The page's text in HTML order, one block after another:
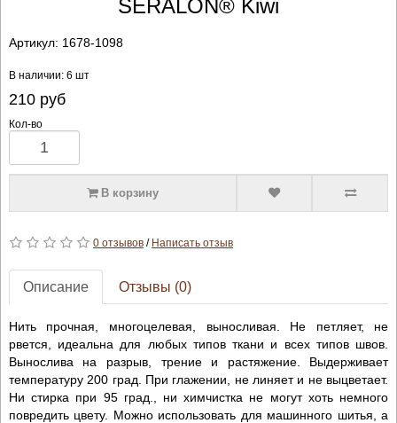
SERALON® Kiwi
Артикул: 1678-1098
В наличии: 6 шт
210руб
Кол-во
В корзину
0 отзывов/ Написать отзыв
Описание Отзывы (0)
Нить прочная, многоцелевая, выносливая. Не петляет, не
рвется, идеальна для любых типов ткани и всех типов швов.
Вынослива на разрыв, трение и растяжение. Выдерживает
температуру 200 град. При глажении, не линяет и не выцветает.
Ни стирка при 95 град., ни химчистка не могут хоть немного
повредить цвету. Можно использовать для машинного шитья, а